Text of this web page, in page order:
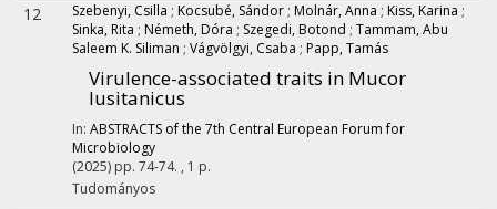
12 Szebenyi, Csilla ; Kocsubé, Sándor ; Molnár, Anna ; Kiss, Karina ;
Sinka, Rita ; Németh, Dóra ; Szegedi, Botond ; Tammam, Abu
Saleem K. Siliman ; Vágvölgyi, Csaba ; Papp, Tamás
Virulence-associated traits in Mucor
lusitanicus
In: ABSTRACTS of the 7th Central European Forum for
Microbiology
(2025) pp. 74-74. , 1 p.
Tudományos